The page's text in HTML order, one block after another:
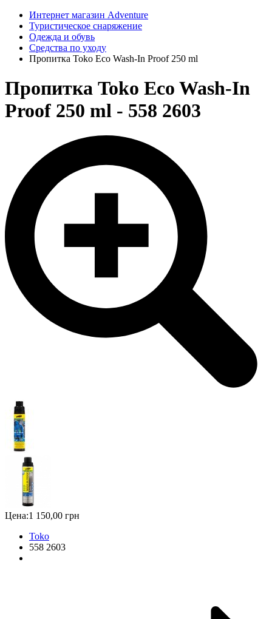
Интернет магазин Adventure
Туристическое снаряжение
Одежда и обувь
Средства по уходу
Пропитка Toko Eco Wash-In Proof 250 ml
Пропитка Toko Eco Wash-In
Proof 250 ml - 558 2603
Цена:1 150,00 грн
Toko
558 2603